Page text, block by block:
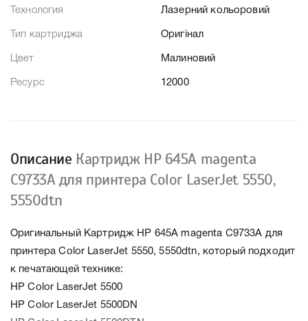
Технология Лазерний кольоровий
Тип картриджа Оригінал
Цвет Малиновий
Ресурс 12000
Описание Картридж HP 645A magenta
C9733A для принтера Color LaserJet 5550,
5550dtn
Оригинальный Картридж HP 645A magenta C9733A для
принтера Color LaserJet 5550, 5550dtn, который подходит
к печатающей технике:
HP Color LaserJet 5500
HP Color LaserJet 5500DN